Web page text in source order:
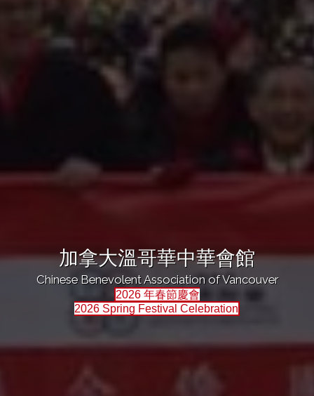
加拿大溫哥華中華會館
Chinese Benevolent Association of Vancouver
2026 年春節慶會
2026 Spring Festival Celebration